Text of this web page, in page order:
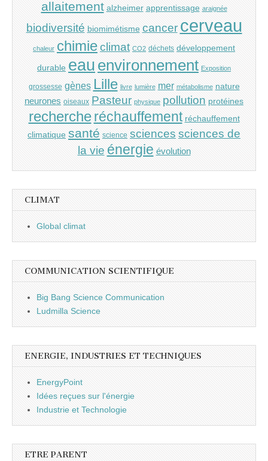
allaitement alzheimer apprentissage araignée
biodiversité biomimétisme cancer cerveau
chaleur chimieclimat CO2 déchets développement
durable eau environnement Exposition
grossesse gènes Lille livre lumière mer métabolisme nature
neurones oiseaux Pasteur physique pollution protéines
recherche réchauffement réchauffement
climatique santé science sciences sciences de
la vie énergie évolution
CLIMAT
Global climat
COMMUNICATION SCIENTIFIQUE
Big Bang Science Communication
Ludmilla Science
ENERGIE, INDUSTRIES ET TECHNIQUES
EnergyPoint
Idées reçues sur l'énergie
Industrie et Technologie
ETRE PARENT